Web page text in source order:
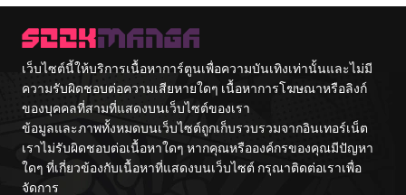
เว็บไซต์นี้ให้บริการเนื้อหาการ์ตูนเพื่อความบันเทิงเท่านั้นและไม่มี
ความรับผิดชอบต่อความเสียหายใดๆ เนื้อหาการโฆษณาหรือลิงก์
ของบุคคลที่สามที่แสดงบนเว็บไซต์ของเรา
ข้อมูลและภาพทั้งหมดบนเว็บไซต์ถูกเก็บรวบรวมจากอินเทอร์เน็ต
เราไม่รับผิดชอบต่อเนื้อหาใดๆ หากคุณหรือองค์กรของคุณมีปัญหา
ใดๆ ที่เกี่ยวข้องกับเนื้อหาที่แสดงบนเว็บไซต์ กรุณาติดต่อเราเพื่อ
จัดการ